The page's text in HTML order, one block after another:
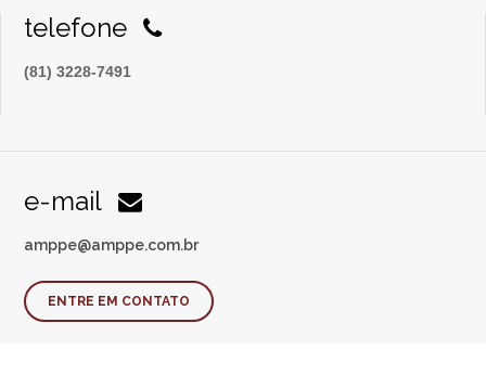
telefone
(81) 3228-7491
e-mail
amppe@amppe.com.br
ENTRE EM CONTATO